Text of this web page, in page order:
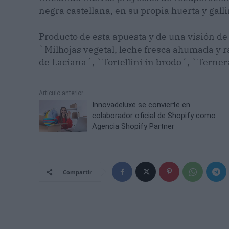
negra castellana, en su propia huerta y
Producto de esta apuesta y de una visión
`Milhojas vegetal, leche fresca ahumada y
de Laciana´, `Tortellini in brodo´,
Artículo anterior
Innovadeluxe se convierte en
colaborador oficial de Shopify como
Agencia Shopify Partner
Compartir